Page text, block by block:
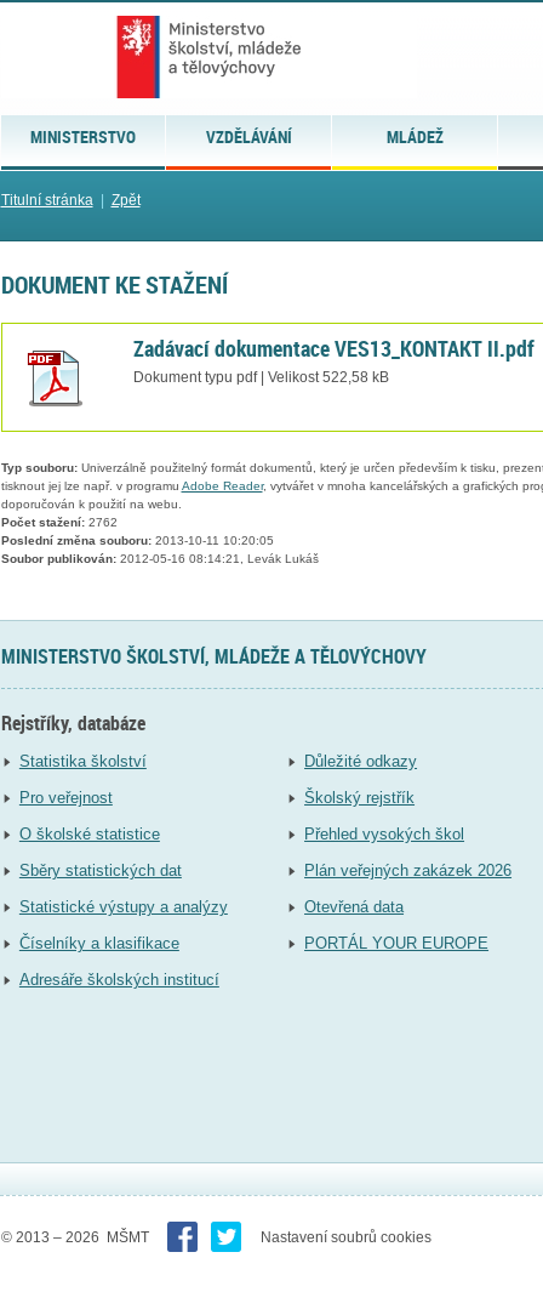
MINISTERSTVO VZDĚLÁVÁNÍ MLÁDEŽ
Titulní stránka| Zpět
DOKUMENT KE STAŽENÍ
Zadávací dokumentace VES13_KONTAKT II.pdf
Dokument typu pdf | Velikost 522,58 kB
Typ souboru:Univerzálně použitelný formát dokumentů, který je určen především k tisku,
tisknout jej lze např. v programu Adobe Reader, vytvářet v mnoha kancelářských a grafických
doporučován k použití na webu.
Počet stažení:2762
Poslední změna souboru:2013-10-11 10:20:05
Soubor publikován:2012-05-16 08:14:21, Levák Lukáš
MINISTERSTVO ŠKOLSTVÍ, MLÁDEŽE A TĚLOVÝCHOVY
Rejstříky, databáze
Statistika školství
Pro veřejnost
O školské statistice
Sběry statistických dat
Statistické výstupy a analýzy
Číselníky a klasifikace
Adresáře školských institucí
Důležité odkazy
Školský rejstřík
Přehled vysokých škol
Plán veřejných zakázek 2026
Otevřená data
PORTÁL YOUR EUROPE
© 2013 – 2026 MŠMT Nastavení soubrů cookies